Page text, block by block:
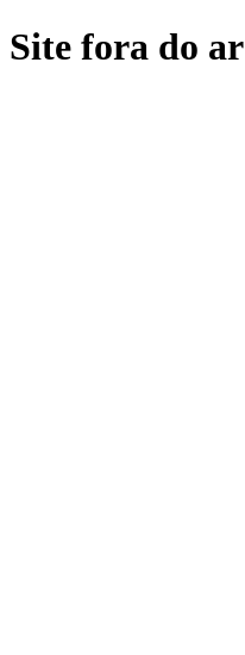
Site fora do ar